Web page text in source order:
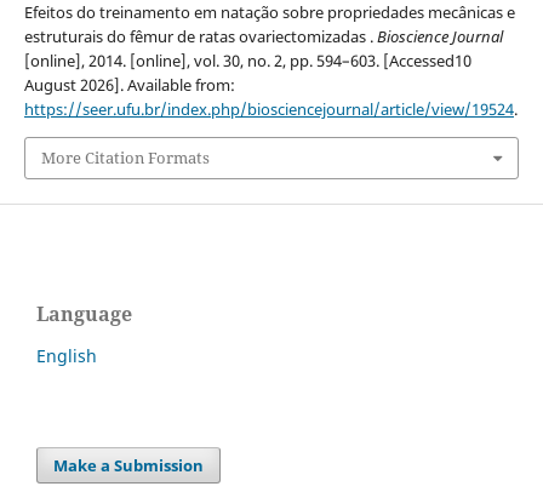
Efeitos do treinamento em natação sobre propriedades mecânicas e
estruturais do fêmur de ratas ovariectomizadas .Bioscience Journal
[online], 2014. [online], vol. 30, no. 2, pp. 594–603. [Accessed10
August 2026]. Available from:
https://seer.ufu.br/index.php/biosciencejournal/article/view/19524.
More Citation Formats
Language
English
Make a Submission